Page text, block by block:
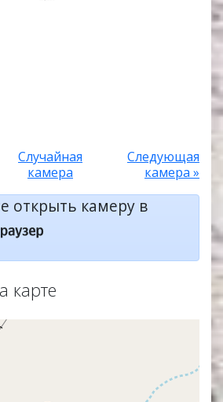
Случайная
камера
Следующая
камера »
открыть камеру в
карте